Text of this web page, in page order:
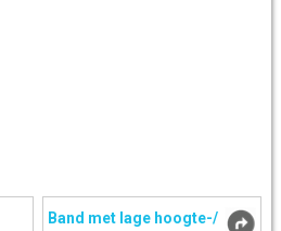
Band met lage hoogte-/